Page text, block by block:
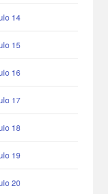
14
15
16
17
18
19
20